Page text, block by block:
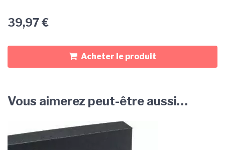
39,97€
Acheter le produit
Vous aimerez peut-être aussi…